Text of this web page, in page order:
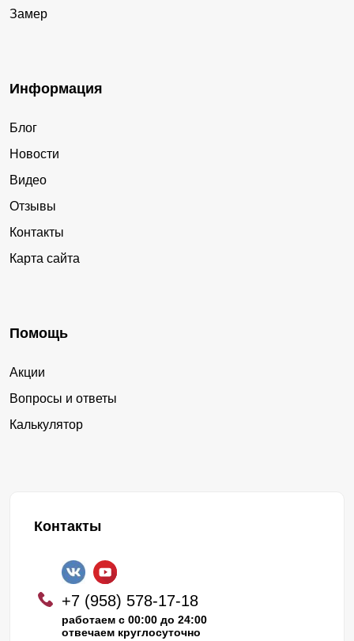
Замер
Информация
Блог
Новости
Видео
Отзывы
Контакты
Карта сайта
Помощь
Акции
Вопросы и ответы
Калькулятор
Контакты
+7 (958) 578-17-18
работаем с 00:00 до 24:00
отвечаем круглосуточно